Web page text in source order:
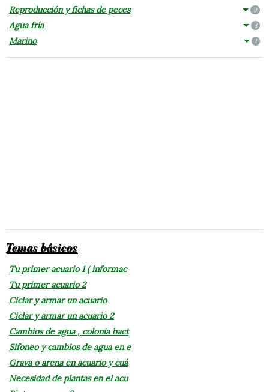
Reproducción y fichas de peces 9
Agua fría 4
Marino 1
Temas básicos
Tu primer acuario 1 ( informac
Tu primer acuario 2
Ciclar y armar un acuario
Ciclar y armar un acuario 2
Cambios de agua , colonia bact
Sifoneo y cambios de agua en e
Grava o arena en acuario y cuá
Necesidad de plantas en el acu